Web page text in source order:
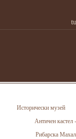
Исторически музей
Античен кастел
Рибарска